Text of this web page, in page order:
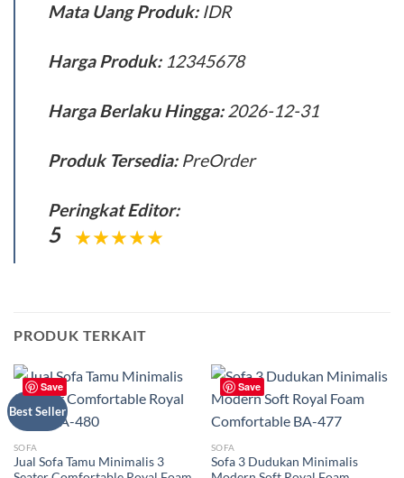
Mata Uang Produk: IDR
Harga Produk: 12345678
Harga Berlaku Hingga:2026-12-31
Produk Tersedia: PreOrder
Peringkat Editor:
5
PRODUK TERKAIT
Save
Best Seller
SOFA
Jual Sofa Tamu Minimalis 3
Save
SOFA
Sofa 3 Dudukan Minimalis